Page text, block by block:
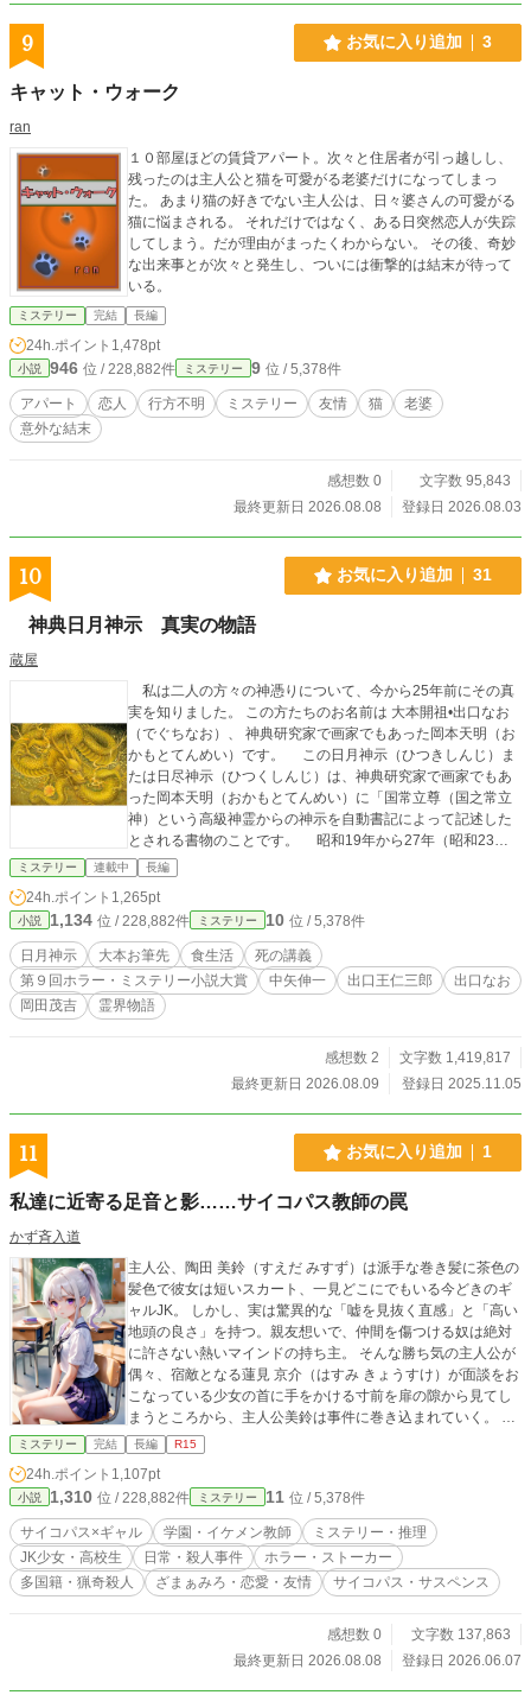
9 お気に入り追加 3
キャット・ウォーク
ran
１０部屋ほどの賃貸アパート。次々と住居者が引っ越しし、
残ったのは主人公と猫を可愛がる老婆だけになってしまっ
た。 あまり猫の好きでない主人公は、日々婆さんの可愛がる
猫に悩まされる。 それだけではなく、ある日突然恋人が失踪
してしまう。だが理由がまったくわからない。 その後、奇妙
な出来事とが次々と発生し、ついには衝撃的は結末が待って
いる。
ミステリー 完結 長編
24h.ポイント 1,478pt
小説 946 位 / 228,882件 ミステリー 9 位 / 5,378件
アパート 恋人 行方不明 ミステリー 友情 猫
老婆
意外な結末
感想数 0
文字数 95,843
最終更新日 2026.08.08
登録日 2026.08.03
10 お気に入り追加 31
神典日月神示 真実の物語
蔵屋
私は二人の方々の神憑りについて、今から25年前にその真
実を知りました。 この方たちのお名前は 大本開祖•出口なお
（でぐちなお）、 神典研究家で画家でもあった岡本天明（お
かもとてんめい）です。 この日月神示（ひつきしんじ）ま
たは日尽神示（ひつくしんじ）は、神典研究家で画家でもあ
った岡本天明（おかもとてんめい）に「国常立尊（国之常立
神）という高級神霊からの神示を自動書記によって記述した
とされる書物のことです。 昭和19年から27年（昭和23・2
6年も無し）に一連の神示が降り、6年後の昭和33、34年に補
巻とする1巻、さらに2年後に8巻の神示が降りたとされてい
ます。 その神示を纏めた書類です。 私はこの日月神示（ひ
つきしんじ）に出合い研究し始めてもう25年になります。
日月神示が降ろされた場所は麻賀多神社（まかたじんじゃ）
です。日月神示の最初の第一帖と第二帖は第二次世界大戦中
の昭和19年6月10日に、この神社の社務所で岡本天明が神憑
りに合い自動書記さされたのです。 殆どが漢数字、独特の
絵のみで書記されている「巻」もあります。 本巻38巻と補
巻1巻の計39巻が既に発表されているが、他にも、神霊より
発表を禁じられている「巻」が13巻あり、天明はこの未発表
のものについて昭和36年に「或る時期が来れば発表を許され
るものか、許されないのか、現在の所では不明であります」
間の神典研究家や霊能者達の協力などで少しずつ解読が進
では一部を除きかなりの部分が解読されたと言われているま
す。しかし、一方では神示の中に「この筆示は8通りに読める
のであるぞ」と書かれていることもあり、解読法の一つに成
功したという認識が関係者の間では一般的です。 そのため
に、仮訳という副題を添えての発表もありました。 なお、
原文を解読して漢字仮名交じり文に書き直されたものは、特
に「ひふみ神示」または「一二三神示」と呼ばれています。
縄文人の祝詞に「ひふみ祝詞（のりと）」という祝詞の歌
があります。 日月神示はその登場以来、関係者や一部専門
家を除きほとんど知られていなかったが、1990年代の初め頃
より神典研究家で翻訳家の中矢伸一の著作などにより広く一
般にも知られるようになってきたと言われています。 この小
説は真実の物語です。 「神典日月神示（しんてんひつきしん
じ）真実の物語」 どうぞ、お楽しみ下さい。
ミステリー 連載中 長編
24h.ポイント 1,265pt
小説 1,134 位 / 228,882件 ミステリー 10 位 / 5,378件
日月神示 大本お筆先 食生活
死の講義
第９回ホラー・ミステリー小説大賞
中矢伸一 出口王仁三郎
出口なお
岡田茂吉
霊界物語
感想数 2
文字数 1,419,817
最終更新日 2026.08.09
登録日 2025.11.05
11 お気に入り追加 1
私達に近寄る足音と影……サイコパス教師の罠
かず斉入道
主人公、陶田 美鈴（すえだ みすず）は派手な巻き髪に茶色の
髪色で彼女は短いスカート、一見どこにでもいる今どきのギ
ャルJK。 しかし、実は驚異的な「嘘を見抜く直感」と「高い
地頭の良さ」を持つ。親友想いで、仲間を傷つける奴は絶対
に許さない熱いマインドの持ち主。 そんな勝ち気の主人公が
偶々、宿敵となる蓮見 京介（はすみ きょうすけ）が面談をお
こなっている少女の首に手をかける寸前を扉の隙から見てし
まうところから、主人公美鈴は事件に巻き込まれていく。 そ
んな美鈴のライバルとなる教師の蓮見は、生徒からも同僚か
らも信頼の厚い、爽やかで端正なルックスの数学教師。 だが
計算高い彼の。その正体は、他人の感情や「人生が崩壊する
瞬間」を観察することにしか快感を覚えない純粋なサイコパ
ス。 自分の完全犯罪に唯一気づき、足掻こうとする美鈴に異
常な執着（獲物としての狙い）を抱き始める。 JKギャル美少
女とイケメン教師の頭脳対決……。 主人公美鈴は生き残るこ
とができるだろうか？
ミステリー 完結 長編 R15
24h.ポイント 1,107pt
小説 1,310 位 / 228,882件 ミステリー 11 位 / 5,378件
サイコパス×ギャル 学園・イケメン教師
ミステリー・推理
JK少女・高校生
日常・殺人事件
ホラー・ストーカー
多国籍・猟奇殺人
ざまぁみろ・恋愛・友情 サイコパス・サスペンス
感想数 0
文字数 137,863
最終更新日 2026.08.08
登録日 2026.06.07